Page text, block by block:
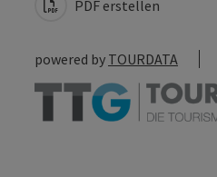
PDF erstellen
powered by TOURDATA